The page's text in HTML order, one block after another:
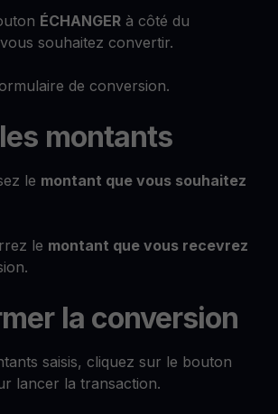
ÉCHANGER à côté du
souhaitez convertir.
de conversion.
montants
le montant que vous souhaitez
le montant que vous recevrez
la conversion
saisis, cliquez sur le bouton
lancer la transaction.